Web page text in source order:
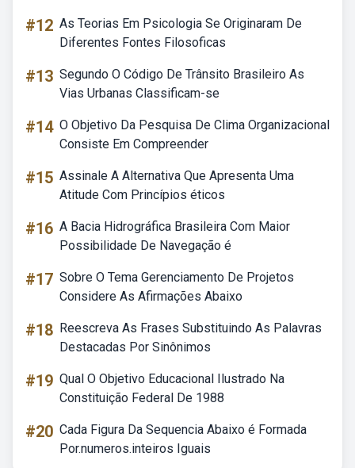
#12 As Teorias Em Psicologia Se Originaram De
Diferentes Fontes Filosoficas
#13 Segundo O Código De Trânsito Brasileiro As
Vias Urbanas Classificam-se
#14 O Objetivo Da Pesquisa De Clima Organizacional
Consiste Em Compreender
#15 Assinale A Alternativa Que Apresenta Uma
Atitude Com Princípios éticos
#16 A Bacia Hidrográfica Brasileira Com Maior
Possibilidade De Navegação é
#17 Sobre O Tema Gerenciamento De Projetos
Considere As Afirmações Abaixo
#18 Reescreva As Frases Substituindo As Palavras
Destacadas Por Sinônimos
#19 Qual O Objetivo Educacional Ilustrado Na
Constituição Federal De 1988
#20 Cada Figura Da Sequencia Abaixo é Formada
Por.numeros.inteiros Iguais